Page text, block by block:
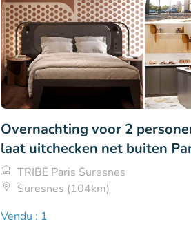
Overnachting voor 2
laat uitchecken net buiten
TRIBE Paris Suresnes
Suresnes (104km)
Vendu : 1